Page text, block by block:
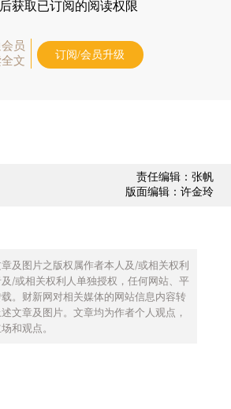
后获取已订阅的阅读权限
员
文
订阅/会员升级
责任编辑：张帆
版面编辑：许金玲
及图片之版权属作者本人及/或相关权利
/或相关权利人单独授权，任何网站、平
。财新网对相关媒体的网站信息内容转
文章及图片。文章均为作者个人观点，
和观点。